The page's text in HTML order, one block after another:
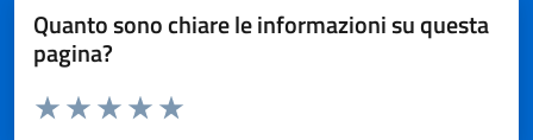
Quanto sono chiare le informazioni su questa
pagina?
Domanda
Valuta da 1 a 5 stelle la pagina